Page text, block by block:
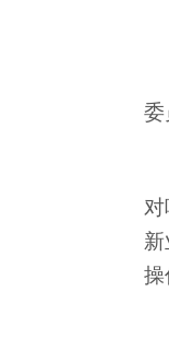
委
新
操